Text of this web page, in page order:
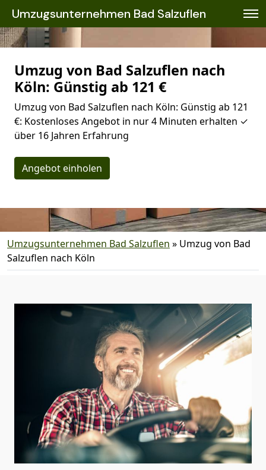
Umzugsunternehmen Bad Salzuflen
Umzug von Bad Salzuflen nach
Köln: Günstig ab 121 €
Umzug von Bad Salzuflen nach Köln: Günstig ab 121
€: Kostenloses Angebot in nur 4 Minuten erhalten ✓
über 16 Jahren Erfahrung
Angebot einholen
Umzugsunternehmen Bad Salzuflen » Umzug von Bad
Salzuflen nach Köln